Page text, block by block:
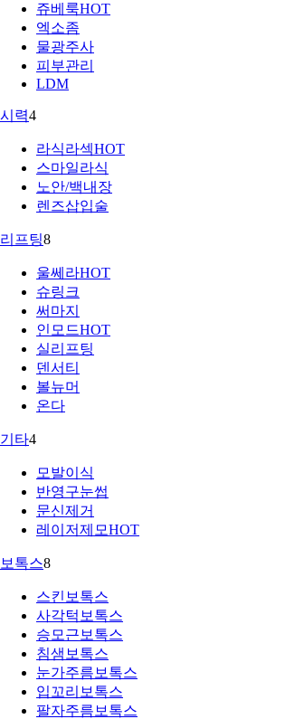
쥬베룩HOT
엑소좀
물광주사
피부관리
LDM
시력4
라식라섹HOT
스마일라식
노안/백내장
렌즈삽입술
리프팅8
울쎄라HOT
슈링크
써마지
인모드HOT
실리프팅
덴서티
볼뉴머
온다
기타4
모발이식
반영구눈썹
문신제거
레이저제모HOT
보톡스8
스킨보톡스
사각턱보톡스
승모근보톡스
침샘보톡스
눈가주름보톡스
입꼬리보톡스
팔자주름보톡스